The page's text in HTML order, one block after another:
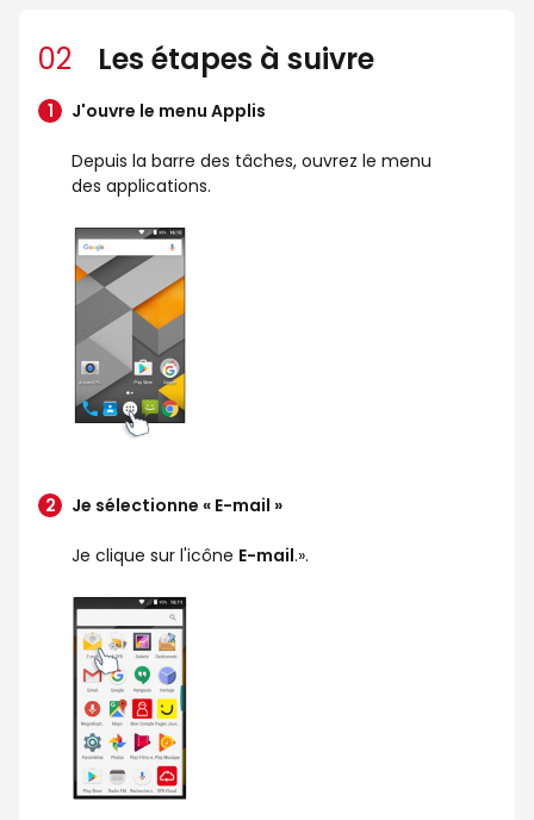
02 Les étapes à suivre
J'ouvre le menu Applis
Depuis la barre des tâches, ouvrez le menu
des applications.
Je sélectionne « E-mail »
Je clique sur l'icône E-mail.».